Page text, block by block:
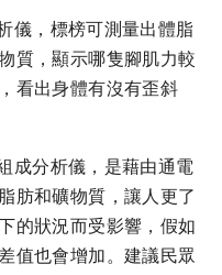
儀，標榜可測量出體脂
質，顯示哪隻腳肌力較
看出身體有沒有歪斜
成分析儀，是藉由通電
肪和礦物質，讓人更了
的狀況而受影響，假如
值也會增加。建議民眾